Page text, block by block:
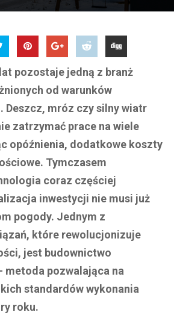
pozostaje jedną z branż
od warunków
Deszcz, mróz czy silny wiatr
zatrzymać prace na wiele
opóźnienia, dodatkowe koszty
Tymczasem
coraz częściej
inwestycji nie musi już
pogody. Jednym z
które rewolucjonizuje
jest budownictwo
metoda pozwalająca na
standardów wykonania
roku.